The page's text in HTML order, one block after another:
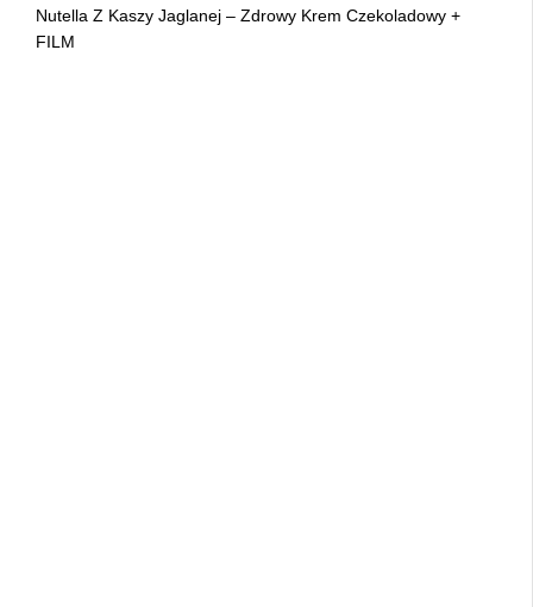
Nutella Z Kaszy Jaglanej – Zdrowy Krem Czekoladowy +
FILM